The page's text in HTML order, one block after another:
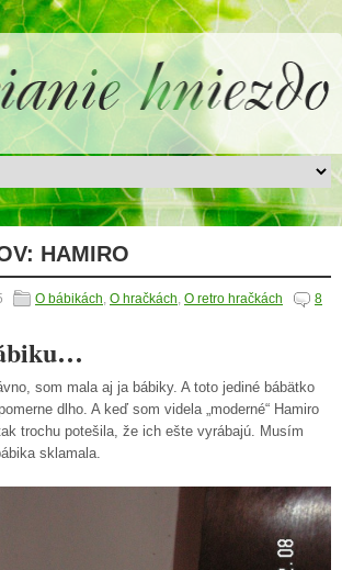
HAMIRO
O bábikách O hračkách O retro hračkách
8
som mala aj ja bábiky. A toto jediné bábätko
dlho. A keď som videla „moderné“ Hamiro
trochu potešila, že ich ešte vyrábajú. Musím
sklamala.